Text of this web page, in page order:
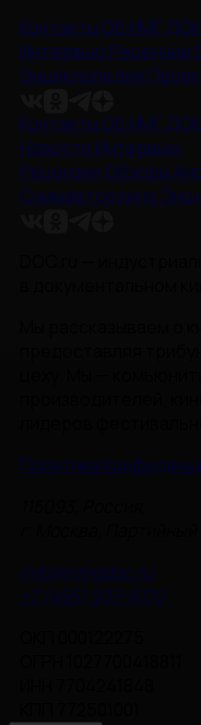
Контакты Об НМГ ДОК
Интервью Рецензии
Энциклопедия
Контакты Об НМГ ДОК
Новости Интервью
Рецензии Обзоры
Снимается кино
Политика
info@nmgdoc.ru
+7 (495) 937-6170